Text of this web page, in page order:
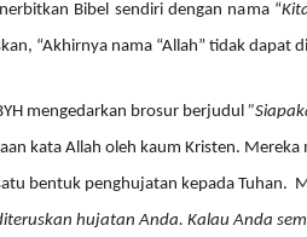
Bibel sendiri dengan nama “
“Akhirnya nama “Allah” tidak dapat
mengedarkan brosur berjudul
kata Allah oleh kaum Kristen.
bentuk penghujatan kepada Tuhan.
hujatan Anda. Kalau Anda